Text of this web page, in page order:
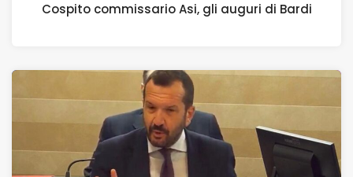
Cospito commissario Asi, gli auguri di Bardi